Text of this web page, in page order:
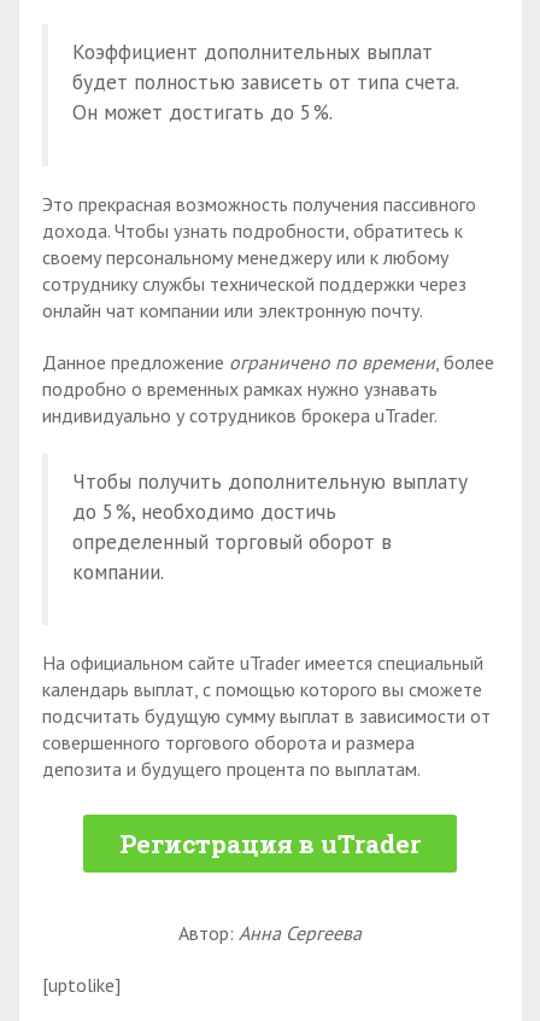
Коэффициент дополнительных выплат
будет полностью зависеть от типа счета.
Он может достигать до 5%.
Это прекрасная возможность получения пассивного
дохода. Чтобы узнать подробности, обратитесь к
своему персональному менеджеру или к любому
сотруднику службы технической поддержки через
онлайн чат компании или электронную почту.
Данное предложение ограничено по времени, более
подробно о временных рамках нужно узнавать
индивидуально у сотрудников брокера uTrader.
Чтобы получить дополнительную выплату
до 5%, необходимо достичь
определенный торговый оборот в
компании.
На официальном сайте uTrader имеется специальный
календарь выплат, с помощью которого вы сможете
подсчитать будущую сумму выплат в зависимости от
совершенного торгового оборота и размера
депозита и будущего процента по выплатам.
Регистрация в uTrader
Автор: Анна Сергеева
[uptolike]